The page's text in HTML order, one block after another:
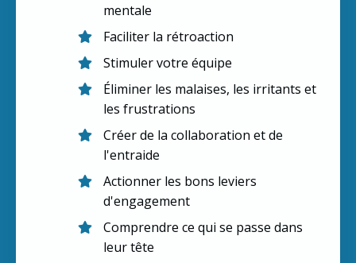
mentale
Faciliter la rétroaction
Stimuler votre équipe
Éliminer les malaises, les irritants et
les frustrations
Créer de la collaboration et de
l'entraide
Actionner les bons leviers
d'engagement
Comprendre ce qui se passe dans
leur tête